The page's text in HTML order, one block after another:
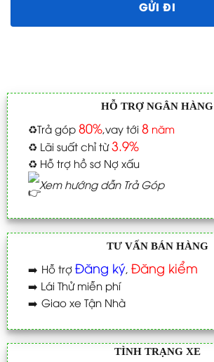
HỖ TRỢ NGÂN HÀNG
♻️Trả góp 80%,vay tới 8năm
♻️ Lãi suất chỉ từ3.9%
♻️ Hỗ trợ hồ sơ Nợ xấu
Xem hướng dẫn Trả Góp
TƯ VẤN BÁN HÀNG
➡️ Hỗ trợ Đăng ký, Đăng kiểm
➡️ Lái Thử miễn phí
➡️ Giao xe Tận Nhà
TÌNH TRẠNG XE